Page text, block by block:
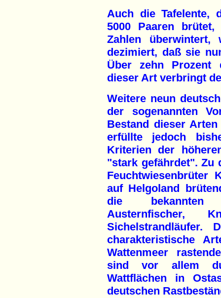
Auch die Tafelente,
5000 Paaren
Zahlen
dezimiert, daß sie
Über zehn Prozent
dieser Art verbringt
Weitere neun
der sogenannten
Bestand dieser
erfüllte jedoch
Kriterien der
"stark gefährdet". Zu
Feuchtwiesenbrüter
auf Helgoland
die bekannten
Austernfischer,
Sichelstrandläufer.
charakteristische
Wattenmeer
sind vor allem
Wattflächen in
deutschen